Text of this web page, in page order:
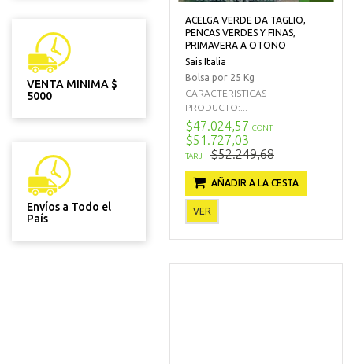
VENTA MINIMA $
5000
Envíos a Todo el
País
ACELGA VERDE DA TAGLIO,
PENCAS VERDES Y FINAS,
PRIMAVERA A OTONO
Sais Italia
Bolsa por 25 Kg
CARACTERISTICAS
PRODUCTO:...
$47.024,57 CONT
$51.727,03
TARJ $52.249,68
AÑADIR A LA CESTA
VER